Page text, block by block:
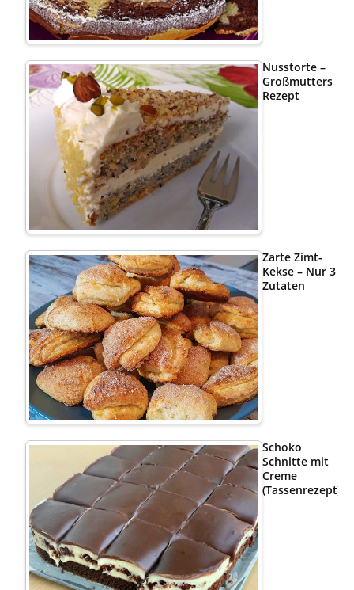
Nusstorte –
Großmutters
Rezept
Zarte Zimt-
Kekse – Nur 3
Zutaten
Schoko
Schnitte mit
Creme
(Tassenrezept)